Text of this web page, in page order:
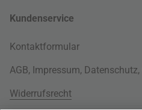
Kundenservice
Kontaktformular
AGB, Impressum, Datenschutz,
Widerrufsrecht